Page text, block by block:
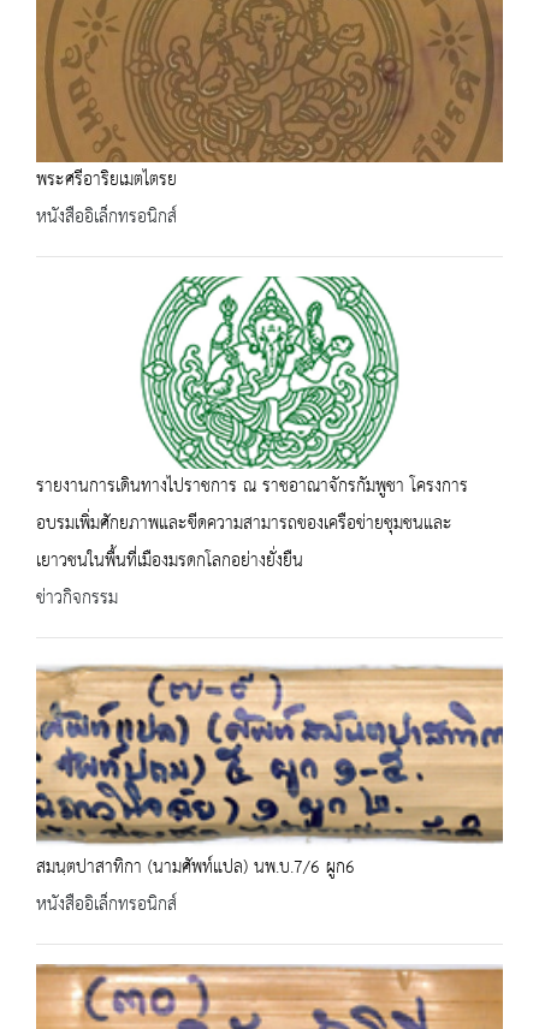
พระศรีอาริยเมตไตรย
หนังสืออิเล็กทรอนิกส์
รายงานการเดินทางไปราชการ ณ ราชอาณาจักรกัมพูชา โครงการ
อบรมเพิ่มศักยภาพและขีดความสามารถของเครือข่ายชุมชนและ
เยาวชนในพื้นที่เมืองมรดกโลกอย่างยั่งยืน
ข่าวกิจกรรม
สมนฺตปาสาทิกา (นามศัพท์แปล) นพ.บ.7/6 ผูก6
หนังสืออิเล็กทรอนิกส์